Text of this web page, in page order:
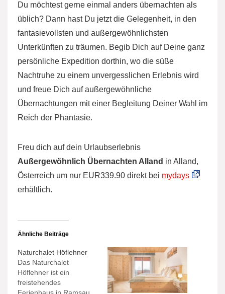
Du möchtest gerne einmal anders übernachten als
üblich? Dann hast Du jetzt die Gelegenheit, in den
fantasievollsten und außergewöhnlichsten
Unterkünften zu träumen. Begib Dich auf Deine ganz
persönliche Expedition dorthin, wo die süße
Nachtruhe zu einem unvergesslichen Erlebnis wird
und freue Dich auf außergewöhnliche
Übernachtungen mit einer Begleitung Deiner Wahl im
Reich der Phantasie.
Freu dich auf dein Urlaubserlebnis
Außergewöhnlich Übernachten Alland in Alland,
Österreich um nur EUR339.90 direkt bei mydays
erhältlich.
Ähnliche Beiträge
Naturchalet Höflehner
Das Naturchalet
Höflehner ist ein
freistehendes